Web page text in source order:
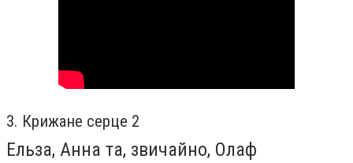
3. Крижане серце 2
Ельза, Анна та, звичайно, Олаф